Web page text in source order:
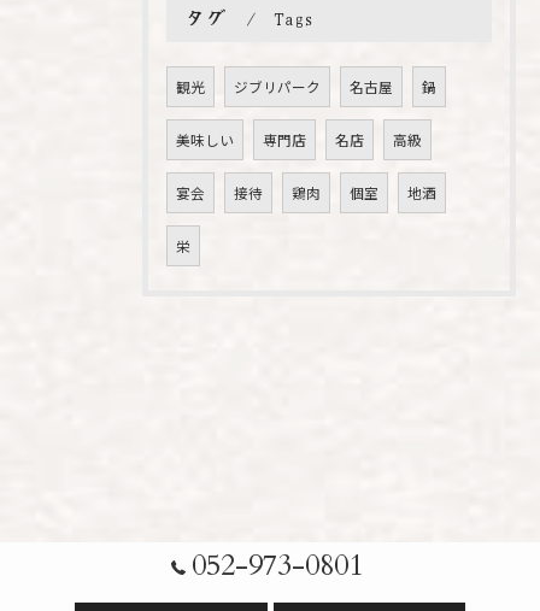
タグ Tags
観光 ジブリパーク 名古屋 鍋
美味しい 専門店 名店 高級
宴会 接待 鶏肉 個室 地酒
栄
052-973-0801